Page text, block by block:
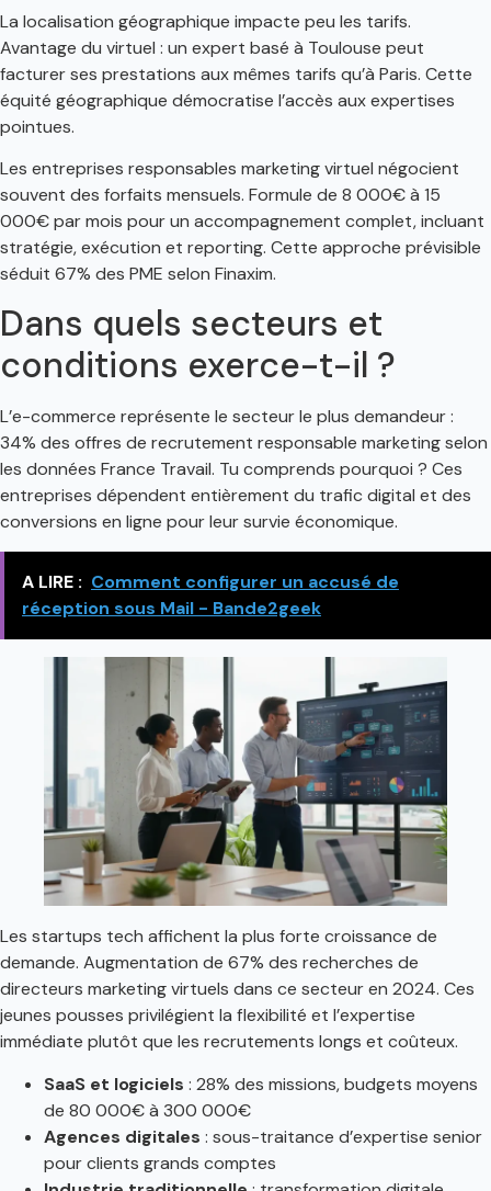
La localisation géographique impacte peu les tarifs.
Avantage du virtuel : un expert basé à Toulouse peut
facturer ses prestations aux mêmes tarifs qu’à Paris. Cette
équité géographique démocratise l’accès aux expertises
pointues.
Les entreprises responsables marketing virtuel négocient
souvent des forfaits mensuels. Formule de 8 000€ à 15
000€ par mois pour un accompagnement complet, incluant
stratégie, exécution et reporting. Cette approche prévisible
séduit 67% des PME selon Finaxim.
Dans quels secteurs et
conditions exerce-t-il ?
L’e-commerce représente le secteur le plus demandeur :
34% des offres de recrutement responsable marketing selon
les données France Travail. Tu comprends pourquoi ? Ces
entreprises dépendent entièrement du trafic digital et des
conversions en ligne pour leur survie économique.
A LIRE : Comment configurer un accusé de
réception sous Mail - Bande2geek
Les startups tech affichent la plus forte croissance de
demande. Augmentation de 67% des recherches de
directeurs marketing virtuels dans ce secteur en 2024. Ces
jeunes pousses privilégient la flexibilité et l’expertise
immédiate plutôt que les recrutements longs et coûteux.
SaaS et logiciels : 28% des missions, budgets moyens
de 80 000€ à 300 000€
Agences digitales : sous-traitance d’expertise senior
pour clients grands comptes